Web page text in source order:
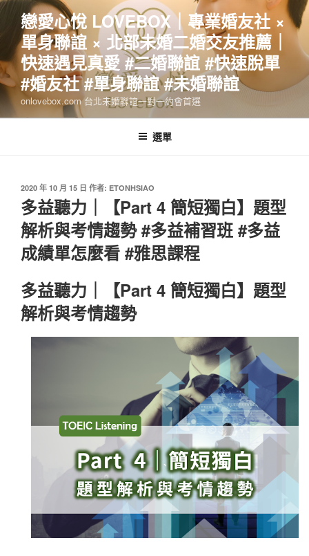
跳
主
要
內
容
戀愛心悅 LOVEBOX｜專業婚友社 ×
單身聯誼 × 北部未婚二婚交友推薦｜
快速遇見真愛 #二婚聯誼 #快速脫單
#婚友社 #單身聯誼 #未婚聯誼
onlovebox.com 台北未婚聯誼一對一約會首選
選單
發
佈
於
2020 年 10 月 15 日 作者: ETONHSIAO
多益聽力｜【Part 4 簡短獨白】題型
解析與考情趨勢 #多益補習班 #多益
成績單怎麼看 #雅思課程
多益聽力｜【Part 4 簡短獨白】題型
解析與考情趨勢